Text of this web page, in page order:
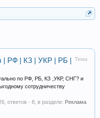
Тема
| РФ | КЗ | УКР | РБ |
по РФ, РБ, КЗ ,УКР, СНГ? и
сотрудничеству
, ответов - 8, в разделе: Реклама